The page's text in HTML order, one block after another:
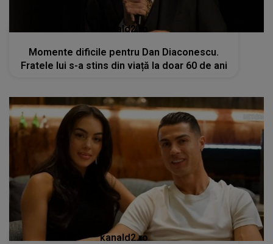
kanald2.ro
Momente dificile pentru Dan Diaconescu.
Fratele lui s-a stins din viață la doar 60 de ani
kanald2.ro